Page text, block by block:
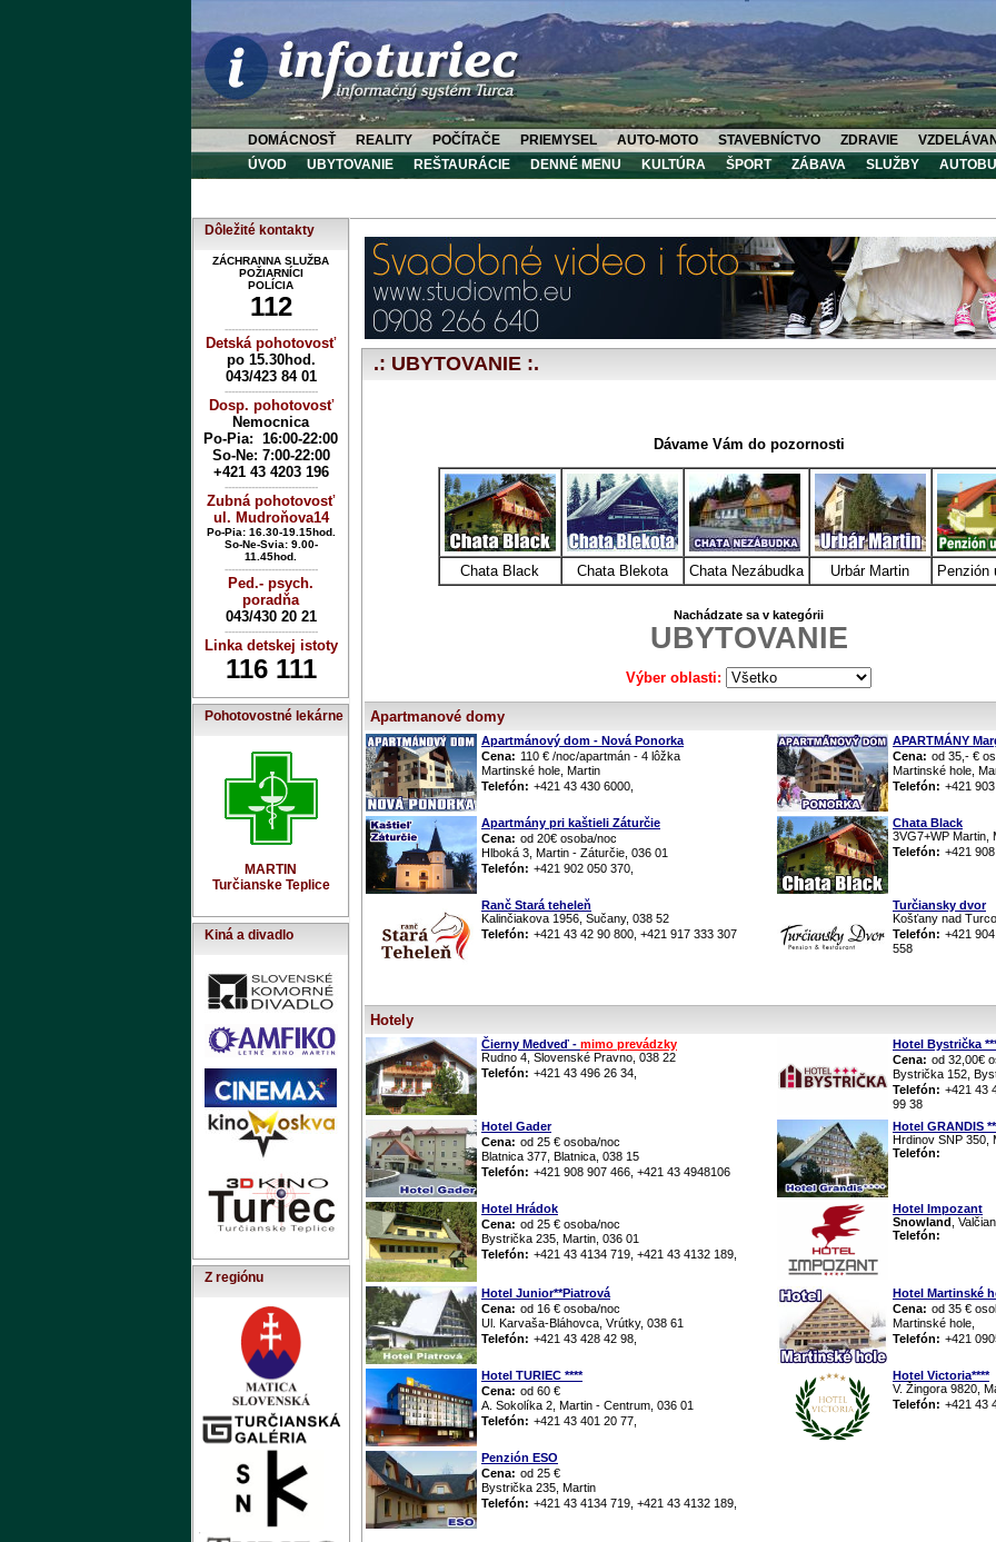
DOMÁCNOSŤ REALITY POČÍTAČE PRIEMYSEL AUTO-MOTO STAVEBNÍCTVO ZDRAVIE
ÚVOD
UBYTOVANIE REŠTAURÁCIE DENNÉ MENU KULTÚRA ŠPORT ZÁBAVA SLUŽBY
Dôležité kontakty
ZÁCHRANNA SLUŽBA
POŽIARNÍCI
POLÍCIA
112
----------------------------
Detská pohotovosť
po 15.30hod.
043/423 84 01
----------------------------
Dosp. pohotovosť
Nemocnica
Po-Pia: 16:00-22:00
So-Ne: 7:00-22:00
+421 43 4203 196
----------------------------
Zubná pohotovosť
ul. Mudroňova14
Po-Pia: 16.30-19.15hod.
So-Ne-Svia: 9.00-
11.45hod.
----------------------------
Ped.- psych.
poradňa
043/430 20 21
----------------------------
Linka detskej istoty
116 111
Pohotovostné lekárne
MARTIN
Turčianske Teplice
Kiná a divadlo
Z regiónu
.: UBYTOVANIE :.
Dávame Vám do pozornosti
Chata Black Chata Blekota Chata Nezábudka Urbár Martin Penzión
Nachádzate sa v kategórii
UBYTOVANIE
Výber oblasti:
Apartmanové domy
Apartmánový dom - Nová Ponorka
Cena: 110 € /noc/apartmán - 4 lôžka
Martinské hole, Martin
Telefón: +421 43 430 6000,
APARTMÁNY
Cena: od 35,- €
Martinské hole,
Telefón: +421
Apartmány pri kaštieli Záturčie
Cena: od 20€ osoba/noc
Hlboká 3, Martin - Záturčie, 036 01
Telefón: +421 902 050 370,
Chata Black
3VG7+WP Martin,
Telefón: +421
Ranč Stará teheleň
Kalinčiakova 1956, Sučany, 038 52
Telefón: +421 43 42 90 800, +421 917 333 307
Turčiansky dvor
Košťany nad
Telefón: +421
558
Hotely
Čierny Medveď - mimo prevádzky
Rudno 4, Slovenské Pravno, 038 22
Telefón: +421 43 496 26 34,
Hotel Bystrička
Cena: od 32,00€
Bystrička 152,
Telefón: +421 43
99 38
Hotel Gader
Cena: od 25 € osoba/noc
Blatnica 377, Blatnica, 038 15
Telefón: +421 908 907 466, +421 43 4948106
Hotel GRANDIS
Hrdinov SNP 350,
Telefón:
Hotel Hrádok
Cena: od 25 € osoba/noc
Bystrička 235, Martin, 036 01
Telefón: +421 43 4134 719, +421 43 4132 189,
Hotel Impozant
Snowland ,
Telefón:
Hotel Junior**Piatrová
Cena: od 16 € osoba/noc
Ul. Karvaša-Bláhovca, Vrútky, 038 61
Telefón: +421 43 428 42 98,
Hotel Martinské
Cena: od 35 €
Martinské hole,
Telefón: +421
Hotel TURIEC ****
Cena: od 60 €
A. Sokolíka 2, Martin - Centrum, 036 01
Telefón: +421 43 401 20 77,
Hotel Victoria****
V. Žingora 9820,
Telefón: +421 43
Penzión ESO
Cena: od 25 €
Bystrička 235, Martin
Telefón: +421 43 4134 719, +421 43 4132 189,